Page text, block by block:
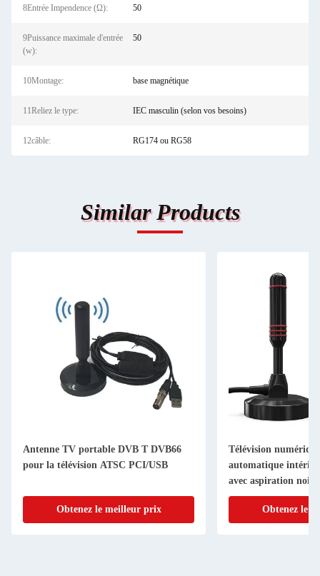
8Entrée Impendence (Ω): 50
9Puissance maximale d'entrée
(w):
50
10Montage: base magnétique
11Reliez le type: IEC masculin (selon vos besoins)
12câble: RG174 ou RG58
Similar Products
Antenne TV portable DVB T DVB66
pour la télévision ATSC PCI/USB
Obtenez le meilleur prix
Télévision
automatique
avec aspiration noire
Obtenez le